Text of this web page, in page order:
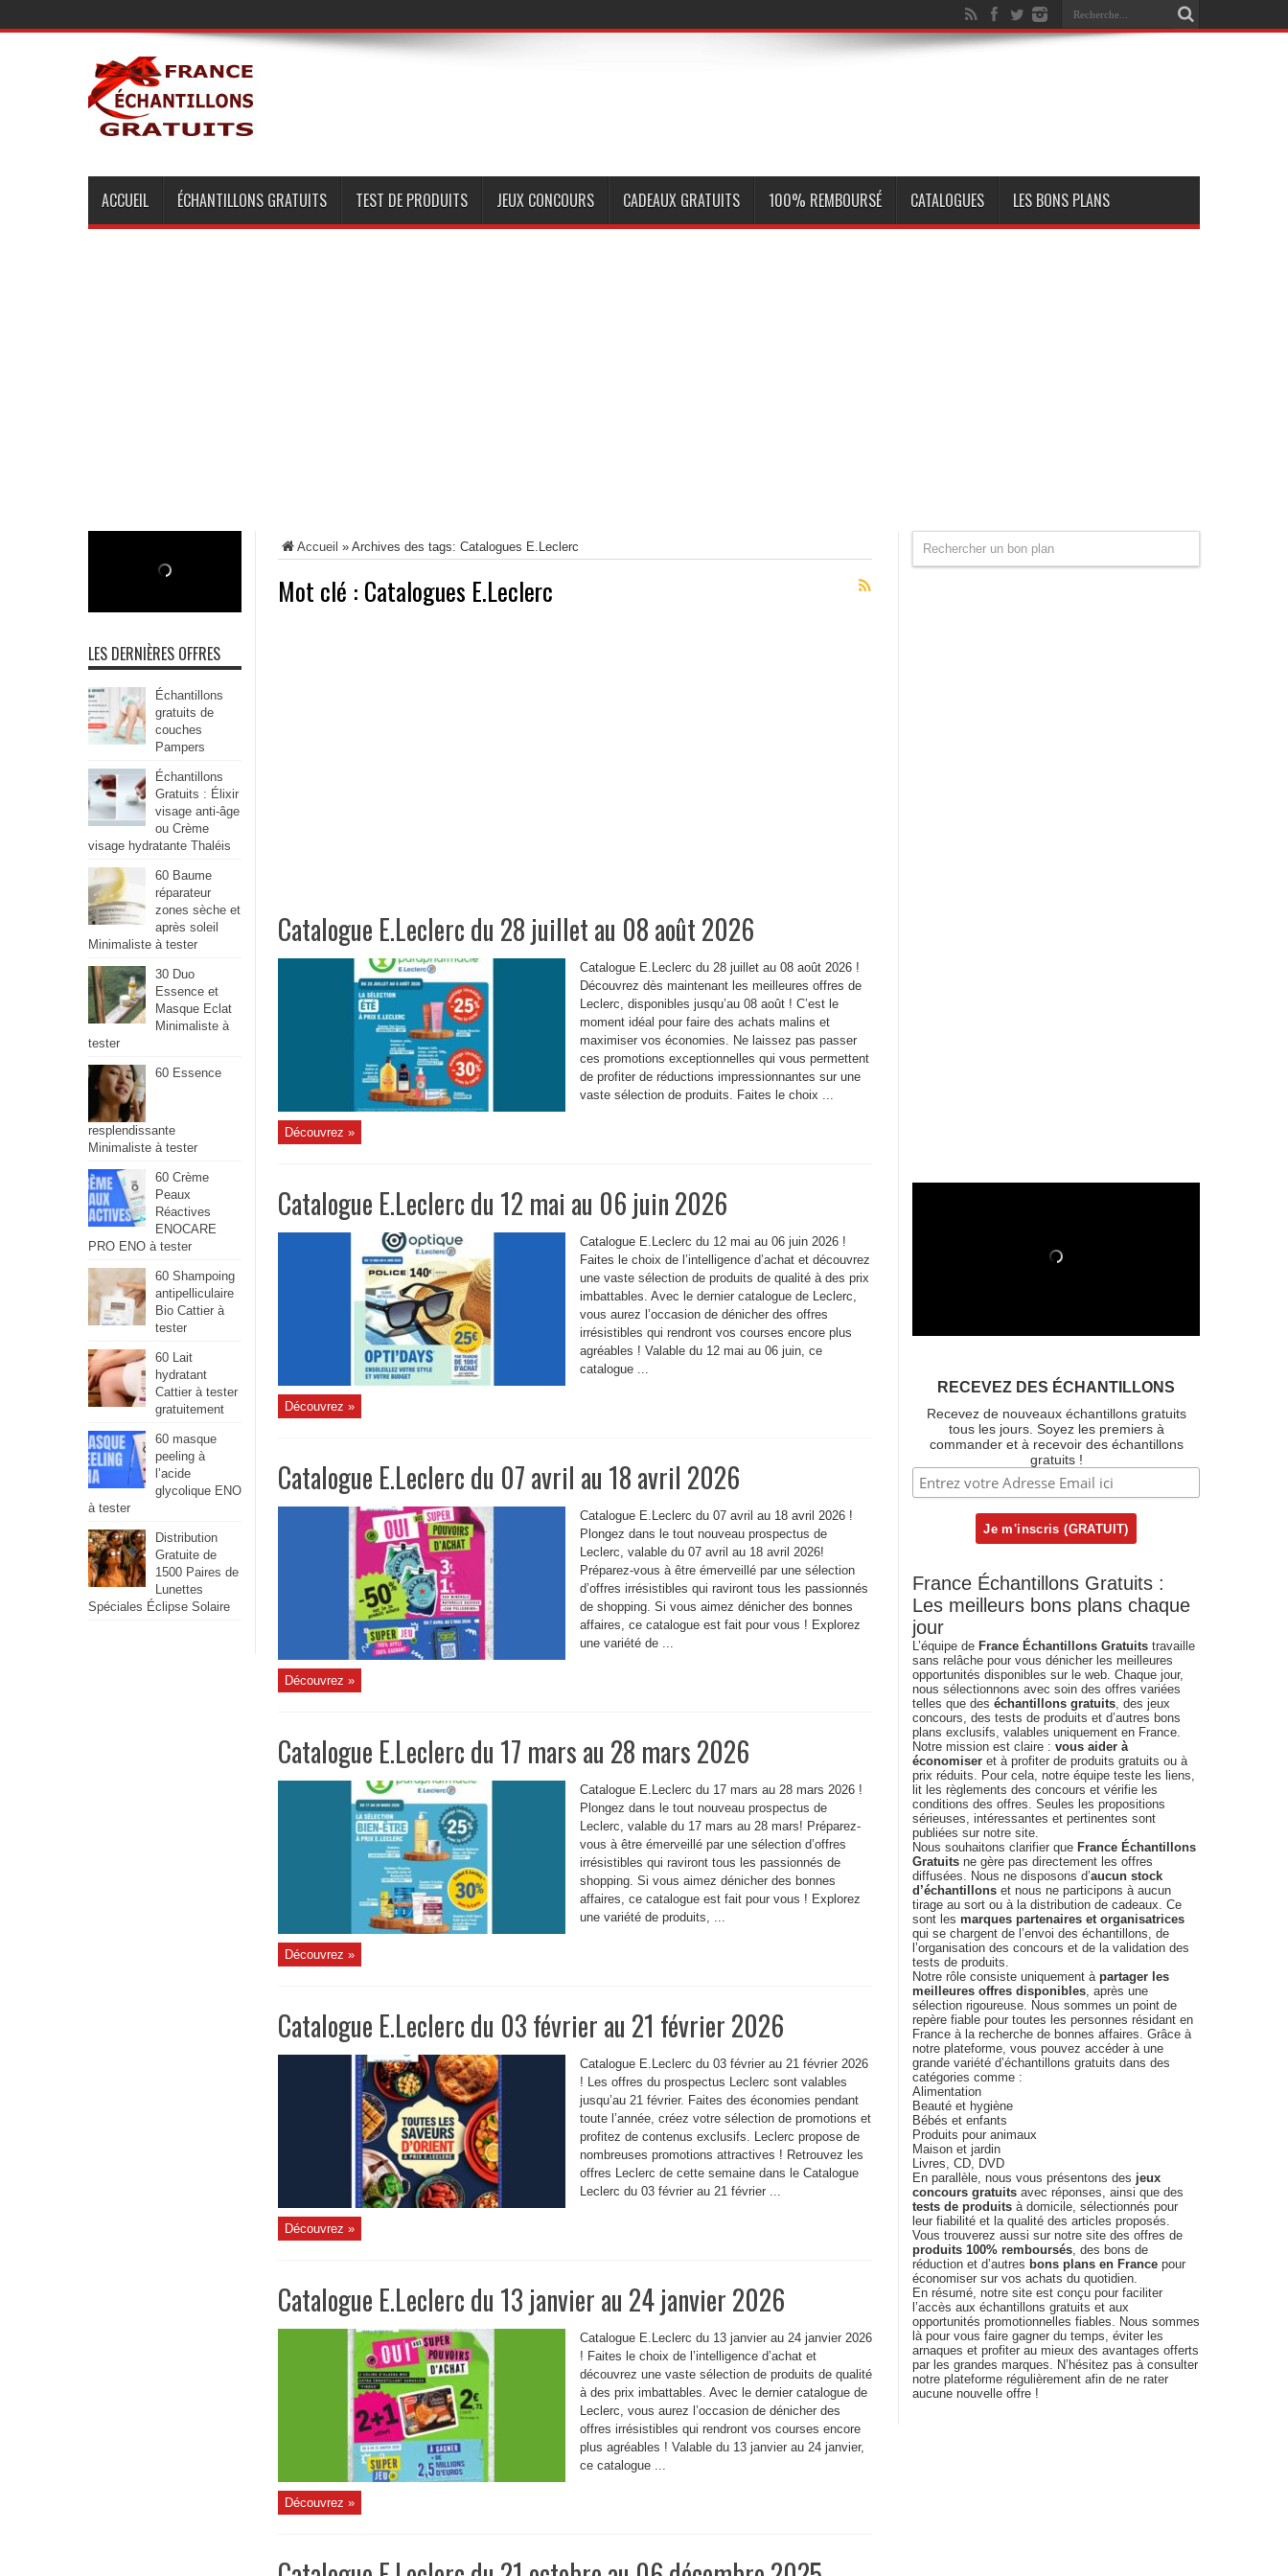
ACCUEIL ÉCHANTILLONS GRATUITS TEST DE PRODUITS JEUX CONCOURS CADEAUX GRATUITS 100% REMBOURSÉ CATALOGUES LES BONS PLANS
Accueil » Archives des tags: Catalogues E.Leclerc
Mot clé : Catalogues E.Leclerc
Catalogue E.Leclerc du 28 juillet au 08 août 2026
Catalogue E.Leclerc du 28 juillet au 08 août 2026 !
Découvrez dès maintenant les meilleures offres de
Leclerc, disponibles jusqu’au 08 août ! C’est le
moment idéal pour faire des achats malins et
maximiser vos économies. Ne laissez pas passer
ces promotions exceptionnelles qui vous permettent
de profiter de réductions impressionnantes sur une
vaste sélection de produits. Faites le choix ...
Découvrez »
Catalogue E.Leclerc du 12 mai au 06 juin 2026
Catalogue E.Leclerc du 12 mai au 06 juin 2026 !
Faites le choix de l’intelligence d’achat et découvrez
une vaste sélection de produits de qualité à des prix
imbattables. Avec le dernier catalogue de Leclerc,
vous aurez l’occasion de dénicher des offres
irrésistibles qui rendront vos courses encore plus
agréables ! Valable du 12 mai au 06 juin, ce
catalogue ...
Découvrez »
Catalogue E.Leclerc du 07 avril au 18 avril 2026
Catalogue E.Leclerc du 07 avril au 18 avril 2026 !
Plongez dans le tout nouveau prospectus de
Leclerc, valable du 07 avril au 18 avril 2026!
Préparez-vous à être émerveillé par une sélection
d’offres irrésistibles qui raviront tous les passionnés
de shopping. Si vous aimez dénicher des bonnes
affaires, ce catalogue est fait pour vous ! Explorez
une variété de ...
Découvrez »
Catalogue E.Leclerc du 17 mars au 28 mars 2026
Catalogue E.Leclerc du 17 mars au 28 mars 2026 !
Plongez dans le tout nouveau prospectus de
Leclerc, valable du 17 mars au 28 mars! Préparez-
vous à être émerveillé par une sélection d’offres
irrésistibles qui raviront tous les passionnés de
shopping. Si vous aimez dénicher des bonnes
affaires, ce catalogue est fait pour vous ! Explorez
une variété de produits, ...
Découvrez »
Catalogue E.Leclerc du 03 février au 21 février 2026
Catalogue E.Leclerc du 03 février au 21 février 2026
! Les offres du prospectus Leclerc sont valables
jusqu’au 21 février. Faites des économies pendant
toute l’année, créez votre sélection de promotions et
profitez de contenus exclusifs. Leclerc propose de
nombreuses promotions attractives ! Retrouvez les
offres Leclerc de cette semaine dans le Catalogue
Leclerc du 03 février au 21 février ...
Découvrez »
Catalogue E.Leclerc du 13 janvier au 24 janvier 2026
Catalogue E.Leclerc du 13 janvier au 24 janvier 2026
! Faites le choix de l’intelligence d’achat et
découvrez une vaste sélection de produits de qualité
à des prix imbattables. Avec le dernier catalogue de
Leclerc, vous aurez l’occasion de dénicher des
offres irrésistibles qui rendront vos courses encore
plus agréables ! Valable du 13 janvier au 24 janvier,
ce catalogue ...
Découvrez »
LES DERNIÈRES OFFRES
Échantillons
gratuits de
couches
Pampers
Échantillons
Gratuits : Élixir
visage anti-âge
ou Crème
visage hydratante Thaléis
60 Baume
réparateur
zones sèche et
après soleil
Minimaliste à tester
30 Duo
Essence et
Masque Eclat
Minimaliste à
tester
60 Essence
resplendissante
Minimaliste à tester
60 Crème
Peaux
Réactives
ENOCARE
PRO ENO à tester
60 Shampoing
antipelliculaire
Bio Cattier à
tester
60 Lait
hydratant
Cattier à tester
gratuitement
60 masque
peeling à
l’acide
glycolique ENO
à tester
Distribution
Gratuite de
1500 Paires de
Lunettes
Spéciales Éclipse Solaire
RECEVEZ DES ÉCHANTILLONS
Recevez de nouveaux échantillons gratuits
tous les jours. Soyez les premiers à
commander et à recevoir des échantillons
gratuits !
France Échantillons Gratuits :
Les meilleurs bons plans chaque
jour
L’équipe de France Échantillons Gratuits travaille
sans relâche pour vous dénicher les meilleures
opportunités disponibles sur le web. Chaque jour,
nous sélectionnons avec soin des offres variées
telles que des échantillons gratuits, des jeux
concours, des tests de produits et d’autres bons
plans exclusifs, valables uniquement en France.
Notre mission est claire : vous aider à
économiser et à profiter de produits gratuits ou à
prix réduits. Pour cela, notre équipe teste les liens,
lit les règlements des concours et vérifie les
conditions des offres. Seules les propositions
sérieuses, intéressantes et pertinentes sont
publiées sur notre site.
Nous souhaitons clarifier que France Échantillons
Gratuits ne gère pas directement les offres
diffusées. Nous ne disposons d’aucun stock
d’échantillons et nous ne participons à aucun
tirage au sort ou à la distribution de cadeaux. Ce
sont les marques partenaires et organisatrices
qui se chargent de l’envoi des échantillons, de
l’organisation des concours et de la validation des
tests de produits.
Notre rôle consiste uniquement à partager les
meilleures offres disponibles, après une
sélection rigoureuse. Nous sommes un point de
repère fiable pour toutes les personnes résidant en
France à la recherche de bonnes affaires. Grâce à
notre plateforme, vous pouvez accéder à une
grande variété d’échantillons gratuits dans des
catégories comme :
Alimentation
Beauté et hygiène
Bébés et enfants
Produits pour animaux
Maison et jardin
Livres, CD, DVD
En parallèle, nous vous présentons des jeux
concours gratuits avec réponses, ainsi que des
tests de produits à domicile, sélectionnés pour
leur fiabilité et la qualité des articles proposés.
Vous trouverez aussi sur notre site des offres de
produits 100% remboursés, des bons de
réduction et d’autres bons plans en France pour
économiser sur vos achats du quotidien.
En résumé, notre site est conçu pour faciliter
l’accès aux échantillons gratuits et aux
opportunités promotionnelles fiables. Nous sommes
là pour vous faire gagner du temps, éviter les
arnaques et profiter au mieux des avantages offerts
par les grandes marques. N’hésitez pas à consulter
notre plateforme régulièrement afin de ne rater
aucune nouvelle offre !